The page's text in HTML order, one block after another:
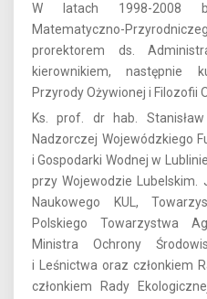
W latach 1998-2008
Matematyczno-
prorektorem ds.
kierownikiem, następnie
Przyrody Ożywionej i Filozofii
Ks. prof. dr hab.
Nadzorczej Wojewódzkiego
i Gospodarki Wodnej w
przy Wojewodzie Lubelskim.
Naukowego KUL,
Polskiego Towarzystwa
Ministra Ochrony
i Leśnictwa oraz członkiem
członkiem Rady